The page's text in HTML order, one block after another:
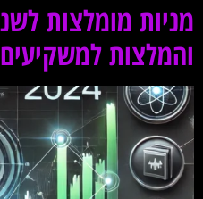
והמלצות למשקיעים